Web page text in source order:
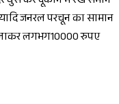
जनरल परचून का सामान
लगभग10000 रुपए